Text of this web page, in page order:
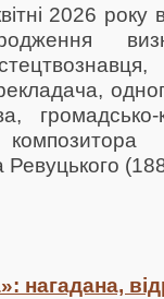
2026 року
нагадана,